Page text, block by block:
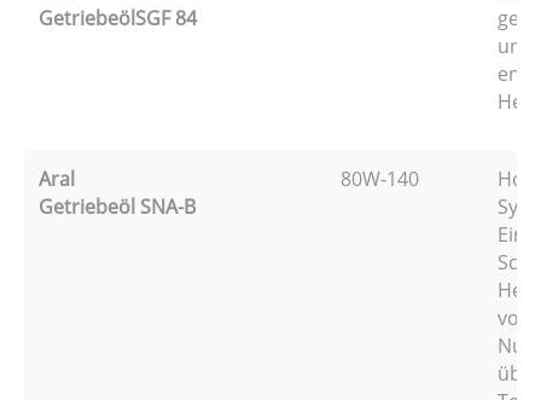
GetriebeölSGF 84
und
Aral
Getriebeöl SNA-B
80W-140